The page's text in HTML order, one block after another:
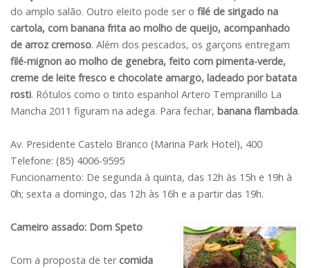
do amplo salão. Outro eleito pode ser o filé de sirigado na
cartola, com banana frita ao molho de queijo, acompanhado
de arroz cremoso. Além dos pescados, os garçons entregam
filé-mignon ao molho de genebra, feito com pimenta-verde,
creme de leite fresco e chocolate amargo, ladeado por batata
rosti. Rótulos como o tinto espanhol Artero Tempranillo La
Mancha 2011 figuram na adega. Para fechar, banana flambada.
Av. Presidente Castelo Branco (Marina Park Hotel), 400
Telefone: (85) 4006-9595
Funcionamento: De segunda à quinta, das 12h às 15h e 19h à
0h; sexta a domingo, das 12h às 16h e a partir das 19h.
Carneiro assado: Dom Speto
Com a proposta de tercomida